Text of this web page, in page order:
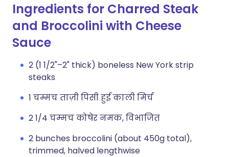
Ingredients for Charred Steak
and Broccolini with Cheese
Sauce
2 (1 1/2"–2" thick) boneless New York strip
steaks
1 चम्मच ताज़ी पिसी हुई काली मिर्च
2 1/4 चम्मच कोषेर नमक, विभाजित
2 bunches broccolini (about 450g total),
trimmed, halved lengthwise